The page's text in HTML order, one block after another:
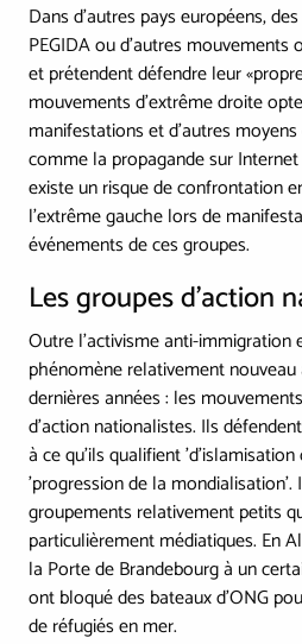
Dans d'autres pays européens,
PEGIDA ou d'autres mouvements
et prétendent défendre leur
mouvements d'extrême droite
manifestations et d'autres
comme la propagande sur
existe un risque de confrontation
l'extrême gauche lors de
événements de ces groupes.
Les groupes d'action
Outre l’activisme anti-immigration
phénomène relativement
dernières années : les
d'action nationalistes. Ils
à ce qu’ils qualifient
'progression de la mondialisation'.
groupements relativement petits
particulièrement médiatiques. En
la Porte de Brandebourg à un
ont bloqué des bateaux d’ONG
de réfugiés en mer.